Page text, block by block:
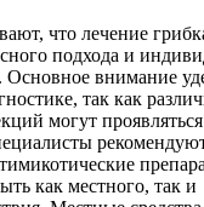
что лечение
подхода и
внимание
так как
могут
как местного, так и